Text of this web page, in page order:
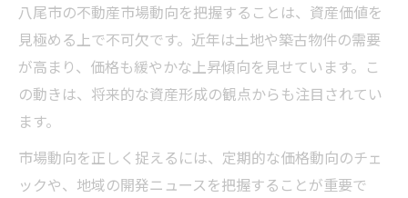
八尾市の不動産市場動向を把握することは、資産価値を
見極める上で不可欠です。近年は土地や築古物件の需要
が高まり、価格も緩やかな上昇傾向を見せています。こ
の動きは、将来的な資産形成の観点からも注目されてい
ます。
市場動向を正しく捉えるには、定期的な価格動向のチェ
ックや、地域の開発ニュースを把握することが重要で